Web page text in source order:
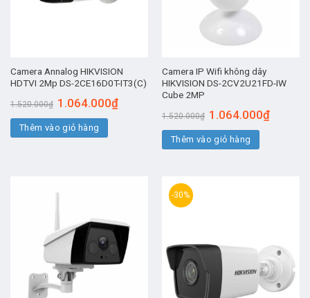
Camera Annalog HIKVISION
HDTVI 2Mp DS-2CE16D0T-IT3(C)
1.520.000₫ Giá
gốc
là:
1.520.000₫.
1.064.000₫Giá
Thêm vào giỏ hàng
Camera IP Wifi không dây
HIKVISION DS-2CV2U21FD-IW
Cube 2MP
1.520.000₫ Giá
gốc
là:
1.520.000₫.
1.064.000₫Giá
Thêm vào giỏ hàng
-30%